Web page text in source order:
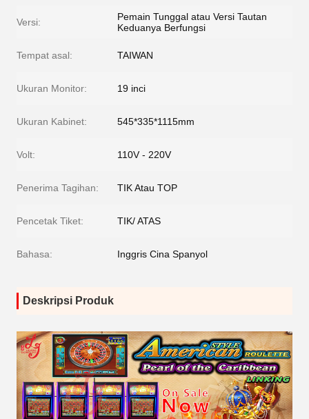
Versi:
Pemain Tunggal atau Versi Tautan
Keduanya Berfungsi
Tempat asal: TAIWAN
Ukuran Monitor: 19 inci
Ukuran Kabinet: 545*335*1115mm
Volt: 110V - 220V
Penerima Tagihan: TIK Atau TOP
Pencetak Tiket: TIK/ ATAS
Bahasa: Inggris Cina Spanyol
Deskripsi Produk